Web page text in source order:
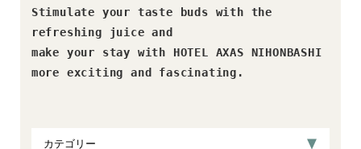
Stimulate your taste buds with the
refreshing juice and
make your stay with HOTEL AXAS NIHONBASHI
more exciting and fascinating.